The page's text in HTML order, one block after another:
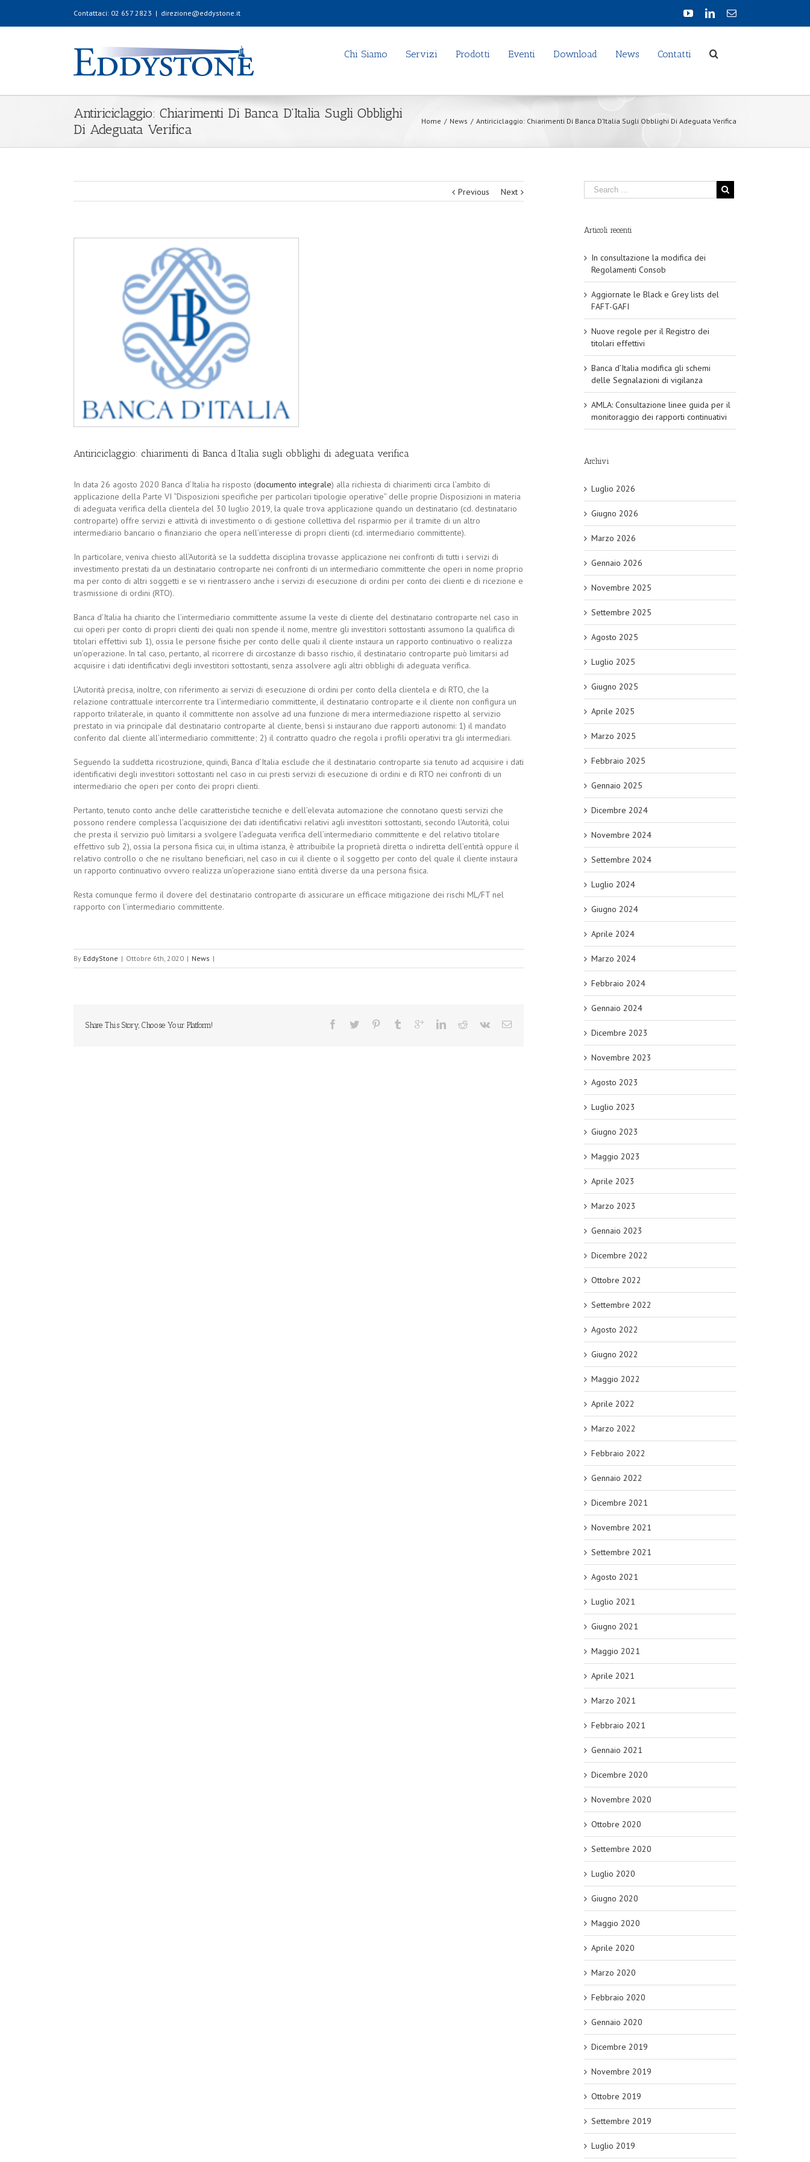
Contattaci: 02 657 2823 | direzione@eddystone.it
Chi Siamo Servizi Prodotti Eventi Download News Contatti
Antiriciclaggio: Chiarimenti Di Banca D’Italia Sugli Obblighi
Di Adeguata Verifica
Home / News / Antiriciclaggio: Chiarimenti Di Banca D’Italia Sugli Obblighi Di Adeguata Verifica
Previous Next
Antiriciclaggio: chiarimenti di Banca d’Italia sugli obblighi di adeguata verifica
In data 26 agosto 2020 Banca d’Italia ha risposto (documento integrale) alla richiesta di chiarimenti circa l’ambito di
applicazione della Parte VI “Disposizioni specifiche per particolari tipologie operative” delle proprie Disposizioni in materia
di adeguata verifica della clientela del 30 luglio 2019, la quale trova applicazione quando un destinatario (cd. destinatario
controparte) offre servizi e attività di investimento o di gestione collettiva del risparmio per il tramite di un altro
intermediario bancario o finanziario che opera nell’interesse di propri clienti (cd. intermediario committente).
In particolare, veniva chiesto all’Autorità se la suddetta disciplina trovasse applicazione nei confronti di tutti i servizi di
investimento prestati da un destinatario controparte nei confronti di un intermediario committente che operi in nome proprio
ma per conto di altri soggetti e se vi rientrassero anche i servizi di esecuzione di ordini per conto dei clienti e di ricezione e
trasmissione di ordini (RTO).
Banca d’Italia ha chiarito che l’intermediario committente assume la veste di cliente del destinatario controparte nel caso in
cui operi per conto di propri clienti dei quali non spende il nome, mentre gli investitori sottostanti assumono la qualifica di
titolari effettivi sub 1), ossia le persone fisiche per conto delle quali il cliente instaura un rapporto continuativo o realizza
un’operazione. In tal caso, pertanto, al ricorrere di circostanze di basso rischio, il destinatario controparte può limitarsi ad
acquisire i dati identificativi degli investitori sottostanti, senza assolvere agli altri obblighi di adeguata verifica.
L’Autorità precisa, inoltre, con riferimento ai servizi di esecuzione di ordini per conto della clientela e di RTO, che la
relazione contrattuale intercorrente tra l’intermediario committente, il destinatario controparte e il cliente non configura un
rapporto trilaterale, in quanto il committente non assolve ad una funzione di mera intermediazione rispetto al servizio
prestato in via principale dal destinatario controparte al cliente, bensì si instaurano due rapporti autonomi: 1) il mandato
conferito dal cliente all’intermediario committente; 2) il contratto quadro che regola i profili operativi tra gli intermediari.
Seguendo la suddetta ricostruzione, quindi, Banca d’Italia esclude che il destinatario controparte sia tenuto ad acquisire i dati
identificativi degli investitori sottostanti nel caso in cui presti servizi di esecuzione di ordini e di RTO nei confronti di un
intermediario che operi per conto dei propri clienti.
Pertanto, tenuto conto anche delle caratteristiche tecniche e dell’elevata automazione che connotano questi servizi che
possono rendere complessa l’acquisizione dei dati identificativi relativi agli investitori sottostanti, secondo l’Autorità, colui
che presta il servizio può limitarsi a svolgere l’adeguata verifica dell’intermediario committente e del relativo titolare
effettivo sub 2), ossia la persona fisica cui, in ultima istanza, è attribuibile la proprietà diretta o indiretta dell’entità oppure il
relativo controllo o che ne risultano beneficiari, nel caso in cui il cliente o il soggetto per conto del quale il cliente instaura
un rapporto continuativo ovvero realizza un’operazione siano entità diverse da una persona fisica.
Resta comunque fermo il dovere del destinatario controparte di assicurare un efficace mitigazione dei rischi ML/FT nel
rapporto con l’intermediario committente.
By EddyStone | Ottobre 6th, 2020 | News |
Share This Story, Choose Your Platform!
Articoli recenti
In consultazione la modifica dei
Regolamenti Consob
Aggiornate le Black e Grey lists del
FAFT-GAFI
Nuove regole per il Registro dei
titolari effettivi
Banca d’Italia modifica gli schemi
delle Segnalazioni di vigilanza
AMLA: Consultazione linee guida per il
monitoraggio dei rapporti continuativi
Archivi
Luglio 2026
Giugno 2026
Marzo 2026
Gennaio 2026
Novembre 2025
Settembre 2025
Agosto 2025
Luglio 2025
Giugno 2025
Aprile 2025
Marzo 2025
Febbraio 2025
Gennaio 2025
Dicembre 2024
Novembre 2024
Settembre 2024
Luglio 2024
Giugno 2024
Aprile 2024
Marzo 2024
Febbraio 2024
Gennaio 2024
Dicembre 2023
Novembre 2023
Agosto 2023
Luglio 2023
Giugno 2023
Maggio 2023
Aprile 2023
Marzo 2023
Gennaio 2023
Dicembre 2022
Ottobre 2022
Settembre 2022
Agosto 2022
Giugno 2022
Maggio 2022
Aprile 2022
Marzo 2022
Febbraio 2022
Gennaio 2022
Dicembre 2021
Novembre 2021
Settembre 2021
Agosto 2021
Luglio 2021
Giugno 2021
Maggio 2021
Aprile 2021
Marzo 2021
Febbraio 2021
Gennaio 2021
Dicembre 2020
Novembre 2020
Ottobre 2020
Settembre 2020
Luglio 2020
Giugno 2020
Maggio 2020
Aprile 2020
Marzo 2020
Febbraio 2020
Gennaio 2020
Dicembre 2019
Novembre 2019
Ottobre 2019
Settembre 2019
Luglio 2019